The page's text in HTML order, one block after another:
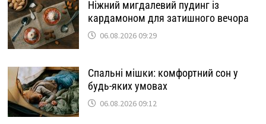
Ніжний мигдалевий пудинг із
кардамоном для затишного вечора
06.08.2026 09:29
Спальні мішки: комфортний сон у
будь-яких умовах
06.08.2026 09:12